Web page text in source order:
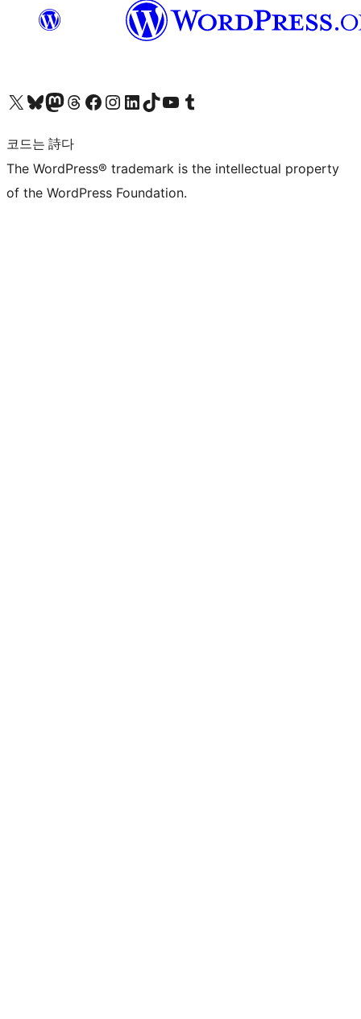
X(이전 트위터) 계정 방문하기블루스카이 계정 방문하기마스토돈 계정 방문하기스레드 계정 방문하기 페이스북 페이지 방문하기인스타그램 계정 방문하기 LinkedIn 계정 방문하기틱톡 계정 방문하기유튜브 채널 방문하기 텀블러 계정 방문하기
코드는 詩다
The WordPress® trademark is the intellectual property
of the WordPress Foundation.